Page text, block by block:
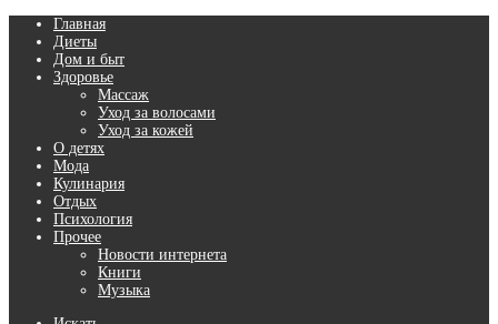
Главная
Диеты
Дом и быт
Здоровье
Массаж
Уход за волосами
Уход за кожей
О детях
Мода
Кулинария
Отдых
Психология
Прочее
Новости интернета
Книги
Музыка